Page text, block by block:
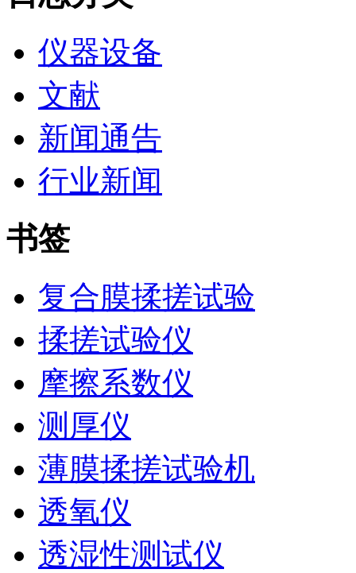
仪器设备
文献
新闻通告
行业新闻
书签
复合膜揉搓试验
揉搓试验仪
摩擦系数仪
测厚仪
薄膜揉搓试验机
透氧仪
透湿性测试仪